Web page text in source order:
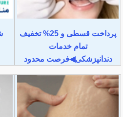
پرداخت قسطی و 25% تخفیف
تمام خدمات
دندانپزشکی◀فرصت محدود